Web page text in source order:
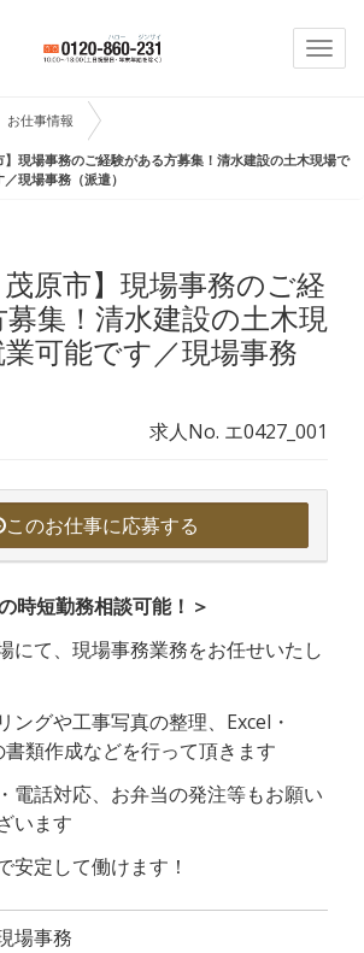
お仕事情報
】現場事務のご経験がある方募集！清水建設の土木現場で
現場事務（派遣）
茂原市】現場事務のご経
集！清水建設の土木現
可能です／現場事務
求人No. エ0427_001
このお仕事に応募する
時短勤務相談可能！＞
にて、現場事務業務をお任せいたし
グや工事写真の整理、Excel・
類作成などを行って頂きます
電話対応、お弁当の発注等もお願い
います
定して働けます！
場事務